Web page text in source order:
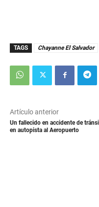
TAGS Chayanne El Salvador
Artículo anterior
Un fallecido en accidente de
en autopista al Aeropuerto